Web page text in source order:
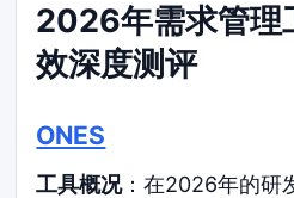
2026年需求管理
效深度测评
ONES
工具概况：在2026年的研